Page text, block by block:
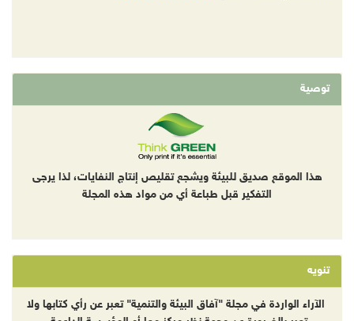
توصية
هذا الموقع صديق للبيئة ويشجع تقليص إنتاج النفايات، لذا يرجى
التفكير قبل طباعة أي من مواد هذه المجلة
تنويه
الآراء الواردة في مجلة "آفاق البيئة والتنمية" تعبر عن رأي كتابها ولا